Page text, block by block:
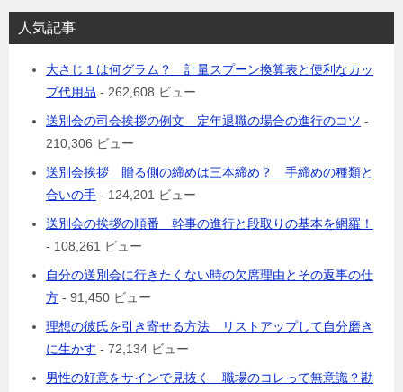
人気記事
大さじ１は何グラム？ 計量スプーン換算表と便利なカッ
プ代用品 - 262,608 ビュー
送別会の司会挨拶の例文 定年退職の場合の進行のコツ -
210,306 ビュー
送別会挨拶 贈る側の締めは三本締め？ 手締めの種類と
合いの手 - 124,201 ビュー
送別会の挨拶の順番 幹事の進行と段取りの基本を網羅！
- 108,261 ビュー
自分の送別会に行きたくない時の欠席理由とその返事の仕
方 - 91,450 ビュー
理想の彼氏を引き寄せる方法 リストアップして自分磨き
に生かす - 72,134 ビュー
男性の好意をサインで見抜く 職場のコレって無意識？勘